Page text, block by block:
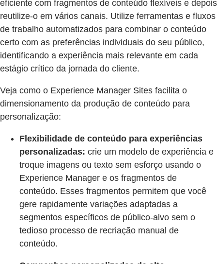
eficiente com fragmentos de conteúdo flexíveis e depois
reutilize-o em vários canais. Utilize ferramentas e fluxos
de trabalho automatizados para combinar o conteúdo
certo com as preferências individuais do seu público,
identificando a experiência mais relevante em cada
estágio crítico da jornada do cliente.
Veja como o Experience Manager Sites facilita o
dimensionamento da produção de conteúdo para
personalização:
Flexibilidade de conteúdo para experiências
personalizadas: crie um modelo de experiência e
troque imagens ou texto sem esforço usando o
Experience Manager e os fragmentos de
conteúdo. Esses fragmentos permitem que você
gere rapidamente variações adaptadas a
segmentos específicos de público-alvo sem o
tedioso processo de recriação manual de
conteúdo.